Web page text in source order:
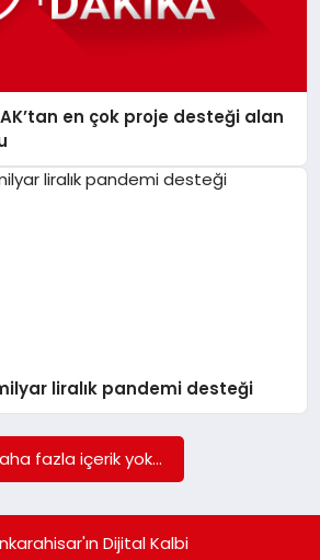
en çok proje desteği alan
liralık pandemi desteği
fazla içerik yok...
Dijital Kalbi